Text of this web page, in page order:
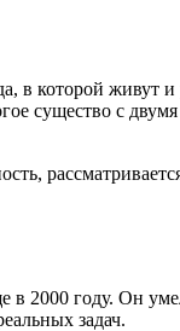
которой живут
существо с
году. Он
задач.